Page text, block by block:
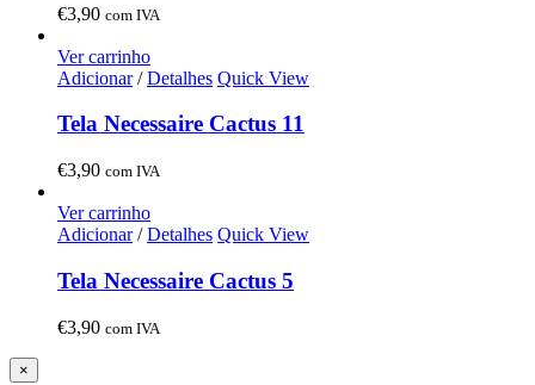
€3,90 com IVA
Ver carrinho
Adicionar/ Detalhes Quick View
Tela Necessaire Cactus 11
€3,90 com IVA
Ver carrinho
Adicionar/ Detalhes Quick View
Tela Necessaire Cactus 5
€3,90 com IVA
Close
×